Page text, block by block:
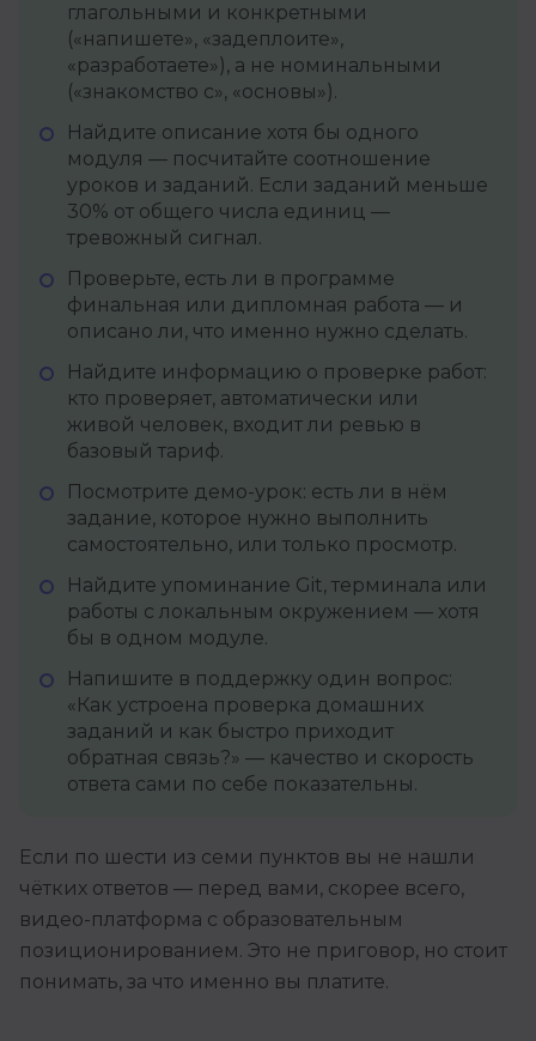
глагольными и конкретными
(«напишете», «задеплоите»,
«разработаете»), а не номинальными
(«знакомство с», «основы»).
Найдите описание хотя бы одного
модуля — посчитайте соотношение
уроков и заданий. Если заданий меньше
30% от общего числа единиц —
тревожный сигнал.
Проверьте, есть ли в программе
финальная или дипломная работа — и
описано ли, что именно нужно сделать.
Найдите информацию о проверке работ:
кто проверяет, автоматически или
живой человек, входит ли ревью в
базовый тариф.
Посмотрите демо-урок: есть ли в нём
задание, которое нужно выполнить
самостоятельно, или только просмотр.
Найдите упоминание Git, терминала или
работы с локальным окружением — хотя
бы в одном модуле.
Напишите в поддержку один вопрос:
«Как устроена проверка домашних
заданий и как быстро приходит
обратная связь?» — качество и скорость
ответа сами по себе показательны.
Если по шести из семи пунктов вы не нашли
чётких ответов — перед вами, скорее всего,
видео-платформа с образовательным
позиционированием. Это не приговор, но стоит
понимать, за что именно вы платите.